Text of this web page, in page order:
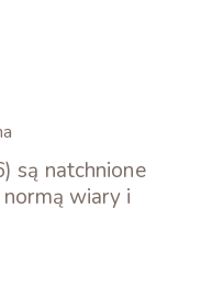
są natchnione
normą wiary i